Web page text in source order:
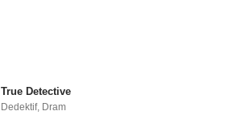
True Detective
Dedektif, Dram